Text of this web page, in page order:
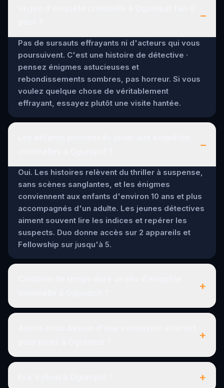
–
Pas de sursauts effrayants ni d'acteurs qui vous
poursuivent. C'est une histoire de détective ·
pensez énigmes astucieuses et
rebondissements sombres, pas horreur. Si vous
voulez quelque chose de véritablement
effrayant, essayez plutôt une visite hantée.
–
Oui. Les histoires relèvent du thriller à suspense,
sans scènes sanglantes, et les énigmes
conviennent aux enfants d'environ 10 ans et plus
accompagnés d'un adulte. Les jeunes détectives
aiment souvent lire les indices et repérer les
suspects. Duo donne accès sur 2 appareils et
Fellowship sur jusqu'à 5.
+
+
+